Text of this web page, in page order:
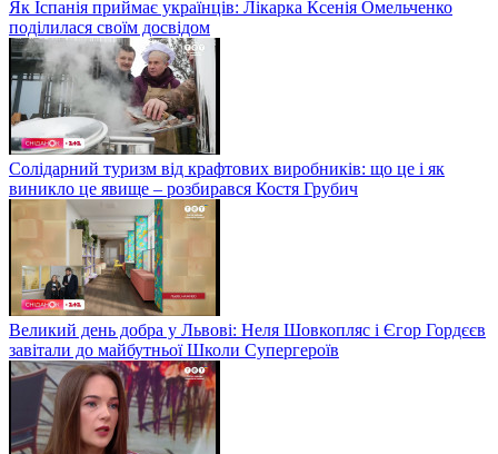
Як Іспанія приймає українців: Лікарка Ксенія Омельченко
поділилася своїм досвідом
Солідарний туризм від крафтових виробників: що це і як
виникло це явище – розбирався Костя Грубич
Великий день добра у Львові: Неля Шовкопляс і Єгор Гордєєв
завітали до майбутньої Школи Супергероїв